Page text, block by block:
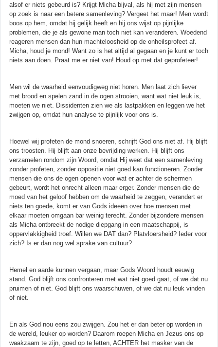
alsof er niets gebeurd is? Krijgt Micha bijval, als hij met zijn mensen
op zoek is naar een betere samenleving? Vergeet het maar! Men wordt
boos op hem, omdat hij gelijk heeft en hij ons wijst op pijnlijke
problemen, die je als gewone man toch niet kan veranderen. Woedend
reageren mensen dan hun machteloosheid op de onheilsprofeet af.
Micha, houd je mond! Want zo is het altijd al gegaan en je kunt er toch
niets aan doen. Praat me er niet van! Houd op met dat geprofeteer!
Men wil de waarheid eenvoudigweg niet horen. Men laat zich liever
met brood en spelen zand in de ogen strooien, want wat niet leuk is,
moeten we niet. Dissidenten zien we als lastpakken en leggen we het
zwijgen op, omdat hun analyse te pijnlijk voor ons is.
Hoewel wij profeten de mond snoeren, schrijft God ons niet af. Hij blijft
ons troosten. Hij blijft aan onze bevrijding werken. Hij blijft ons
verzamelen rondom zijn Woord, omdat Hij weet dat een samenleving
zonder profeten, zonder oppositie niet goed kan functioneren. Zonder
mensen die ons de ogen openen voor wat er achter de schermen
gebeurt, wordt het onrecht alleen maar erger. Zonder mensen die de
moed van het geloof hebben om de waarheid te zeggen, verandert er
niets ten goede, komt er van Gods ideeën over hoe mensen met
elkaar moeten omgaan bar weinig terecht. Zonder bijzondere mensen
als Micha ontbreekt de nodige diepgang in een maatschappij, is
oppervlakkigheid troef. Willen we DAT dan? Platvloersheid? Ieder voor
zich? Is er dan nog wel sprake van cultuur?
Hemel en aarde kunnen vergaan, maar Gods Woord houdt eeuwig
stand. God blijft ons confronteren met wat niet goed gaat, of we dat nu
pruimen of niet. God blijft ons waarschuwen, of we dat nu leuk vinden
of niet.
En als God nou eens zou zwijgen. Zou het er dan beter op worden in
de wereld, leuker op worden? Daarom roepen Micha en Jezus ons op
waakzaam te zijn, goed op te letten, ACHTER het masker van de